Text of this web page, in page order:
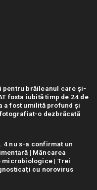
pentru brăileanul care și-
fosta iubită timp de 24 de
a fost umilită profund și
o dezbrăcată
4 nu s-a confirmat un
| Mâncarea
| Trei
cu norovirus